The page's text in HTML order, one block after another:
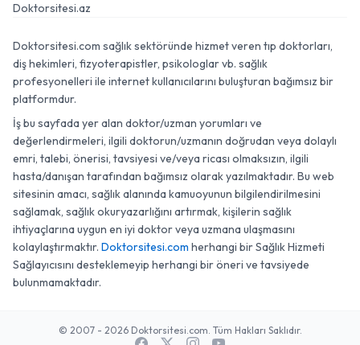
Doktorsitesi.az
Doktorsitesi.com sağlık sektöründe hizmet veren tıp doktorları,
diş hekimleri, fizyoterapistler, psikologlar vb. sağlık
profesyonelleri ile internet kullanıcılarını buluşturan bağımsız bir
platformdur.
İş bu sayfada yer alan doktor/uzman yorumları ve
değerlendirmeleri, ilgili doktorun/uzmanın doğrudan veya dolaylı
emri, talebi, önerisi, tavsiyesi ve/veya ricası olmaksızın, ilgili
hasta/danışan tarafından bağımsız olarak yazılmaktadır. Bu web
sitesinin amacı, sağlık alanında kamuoyunun bilgilendirilmesini
sağlamak, sağlık okuryazarlığını artırmak, kişilerin sağlık
ihtiyaçlarına uygun en iyi doktor veya uzmana ulaşmasını
kolaylaştırmaktır. Doktorsitesi.com herhangi bir Sağlık Hizmeti
Sağlayıcısını desteklemeyip herhangi bir öneri ve tavsiyede
bulunmamaktadır.
© 2007 - 2026 Doktorsitesi.com. Tüm Hakları Saklıdır.